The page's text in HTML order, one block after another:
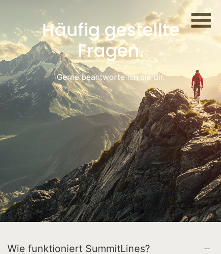
Häufig gestellte
Fragen.
Gerne beantworte ich sie dir.
Wie funktioniert SummitLines?